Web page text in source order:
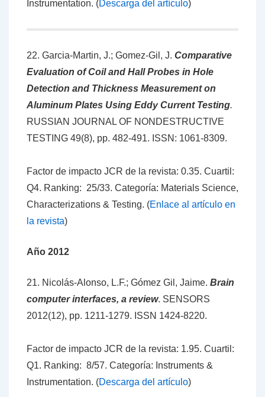
Instrumentation. (Descarga del artículo)
22. Garcia-Martin, J.; Gomez-Gil, J. Comparative
Evaluation of Coil and Hall Probes in Hole
Detection and Thickness Measurement on
Aluminum Plates Using Eddy Current Testing.
RUSSIAN JOURNAL OF NONDESTRUCTIVE
TESTING 49(8), pp. 482-491. ISSN: 1061-8309.
Factor de impacto JCR de la revista: 0.35. Cuartil:
Q4. Ranking: 25/33. Categoría: Materials Science,
Characterizations & Testing. (Enlace al artículo en
la revista)
Año 2012
21. Nicolás-Alonso, L.F.; Gómez Gil, Jaime. Brain
computer interfaces, a review. SENSORS
2012(12), pp. 1211-1279. ISSN 1424-8220.
Factor de impacto JCR de la revista: 1.95. Cuartil:
Q1. Ranking: 8/57. Categoría: Instruments &
Instrumentation. (Descarga del artículo)